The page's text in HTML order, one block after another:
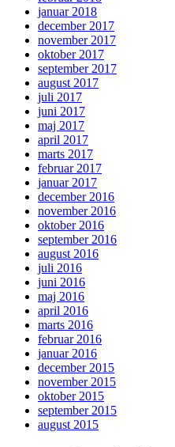
januar 2018
december 2017
november 2017
oktober 2017
september 2017
august 2017
juli 2017
juni 2017
maj 2017
april 2017
marts 2017
februar 2017
januar 2017
december 2016
november 2016
oktober 2016
september 2016
august 2016
juli 2016
juni 2016
maj 2016
april 2016
marts 2016
februar 2016
januar 2016
december 2015
november 2015
oktober 2015
september 2015
august 2015